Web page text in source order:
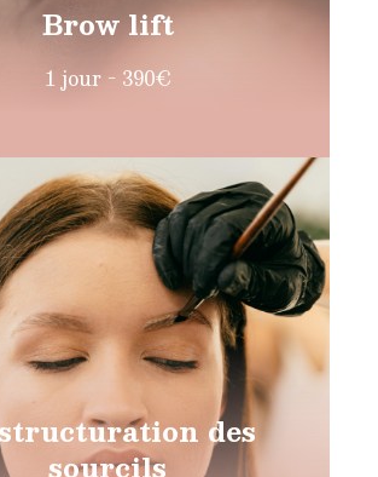
Brow lift
1 jour - 390€
des
sourcils